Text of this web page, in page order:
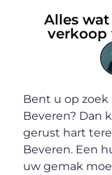
Alles
verkoop
Bent u op
Beveren? Dan
gerust hart
Beveren. Een
uw gemak